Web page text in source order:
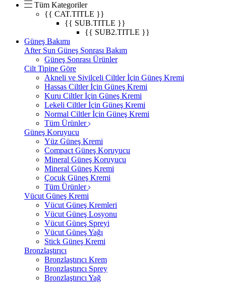
Tüm Kategoriler
{{ CAT.TITLE }}
{{ SUB.TITLE }}
{{ SUB2.TITLE }}
Güneş Bakımı
After Sun Güneş Sonrası Bakım
Güneş Sonrası Ürünler
Cilt Tipine Göre
Akneli ve Sivilceli Ciltler İçin Güneş Kremi
Hassas Ciltler İçin Güneş Kremi
Kuru Ciltler İçin Güneş Kremi
Lekeli Ciltler İçin Güneş Kremi
Normal Ciltler İçin Güneş Kremi
Tüm Ürünler
Güneş Koruyucu
Yüz Güneş Kremi
Compact Güneş Koruyucu
Mineral Güneş Koruyucu
Mineral Güneş Kremi
Çocuk Güneş Kremi
Tüm Ürünler
Vücut Güneş Kremi
Vücut Güneş Kremleri
Vücut Güneş Losyonu
Vücut Güneş Spreyi
Vücut Güneş Yağı
Stick Güneş Kremi
Bronzlaştırıcı
Bronzlaştırıcı Krem
Bronzlaştırıcı Sprey
Bronzlaştırıcı Yağ